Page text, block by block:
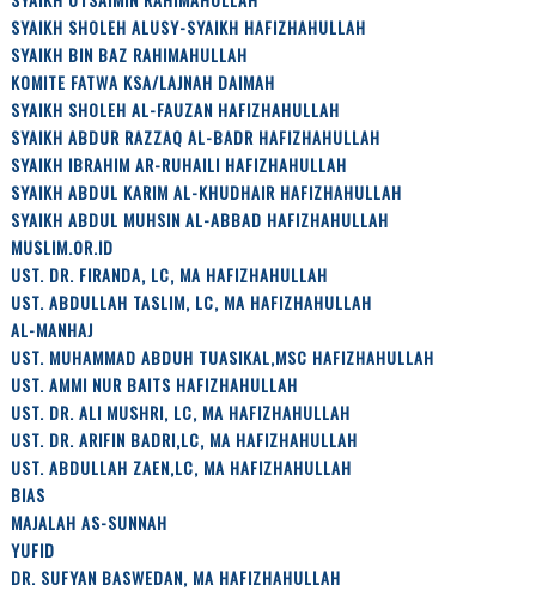
SYAIKH SHOLEH ALUSY-SYAIKH HAFIZHAHULLAH
SYAIKH BIN BAZ RAHIMAHULLAH
KOMITE FATWA KSA/LAJNAH DAIMAH
SYAIKH SHOLEH AL-FAUZAN HAFIZHAHULLAH
SYAIKH ABDUR RAZZAQ AL-BADR HAFIZHAHULLAH
SYAIKH IBRAHIM AR-RUHAILI HAFIZHAHULLAH
SYAIKH ABDUL KARIM AL-KHUDHAIR HAFIZHAHULLAH
SYAIKH ABDUL MUHSIN AL-ABBAD HAFIZHAHULLAH
MUSLIM.OR.ID
UST. DR. FIRANDA, LC, MA HAFIZHAHULLAH
UST. ABDULLAH TASLIM, LC, MA HAFIZHAHULLAH
AL-MANHAJ
UST. MUHAMMAD ABDUH TUASIKAL,MSC HAFIZHAHULLAH
UST. AMMI NUR BAITS HAFIZHAHULLAH
UST. DR. ALI MUSHRI, LC, MA HAFIZHAHULLAH
UST. DR. ARIFIN BADRI,LC, MA HAFIZHAHULLAH
UST. ABDULLAH ZAEN,LC, MA HAFIZHAHULLAH
BIAS
MAJALAH AS-SUNNAH
YUFID
DR. SUFYAN BASWEDAN, MA HAFIZHAHULLAH